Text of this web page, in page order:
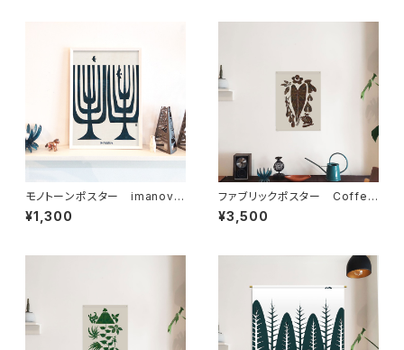
モノトーンポスター imanova
Tree 3
¥1,300
ファブリックポスター Coffee
Journey ” Indonesia ”
¥3,500